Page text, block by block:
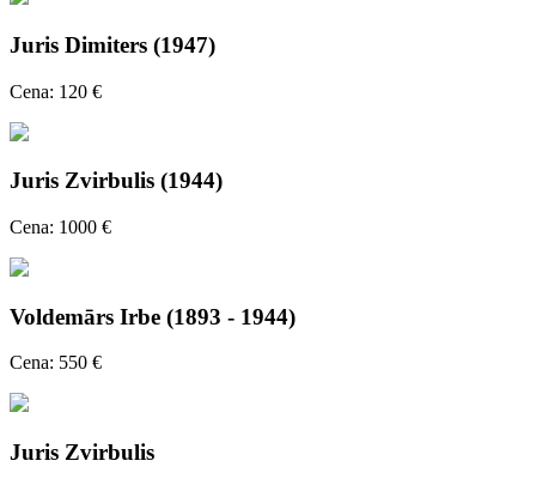
Juris Dimiters (1947)
Cena: 120 €
Juris Zvirbulis (1944)
Cena: 1000 €
Voldemārs Irbe (1893 - 1944)
Cena: 550 €
Juris Zvirbulis